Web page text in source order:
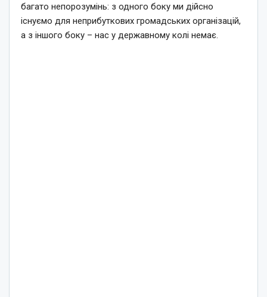
багато непорозумінь: з одного боку ми дійсно
існуємо для неприбуткових громадських організацій,
а з іншого боку – нас у державному колі немає.